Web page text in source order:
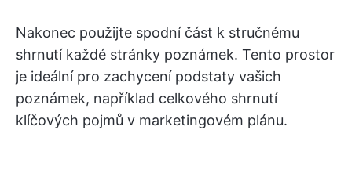
Nakonec použijte spodní část k stručnému
shrnutí každé stránky poznámek. Tento prostor
je ideální pro zachycení podstaty vašich
poznámek, například celkového shrnutí
klíčových pojmů v marketingovém plánu.